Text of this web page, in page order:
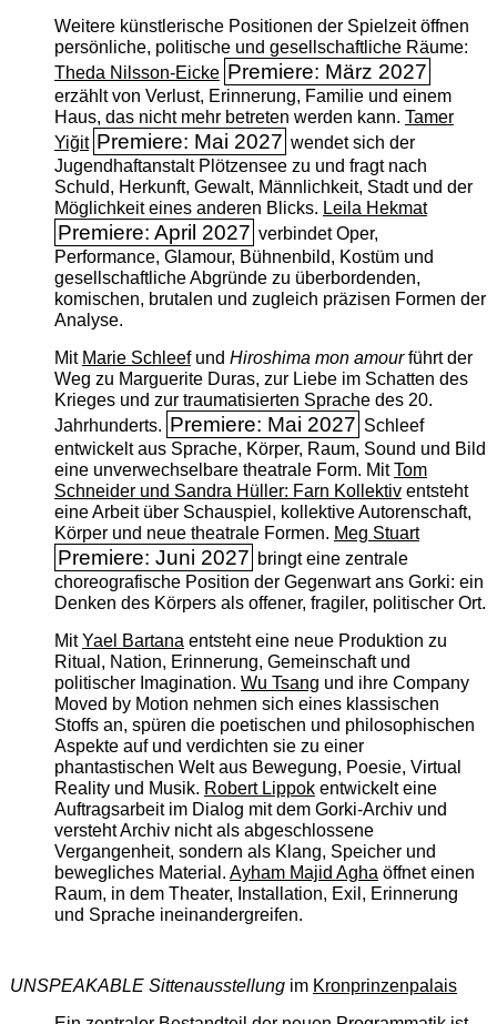
Weitere künstlerische Positionen der Spielzeit öffnen
persönliche, politische und gesellschaftliche Räume:
Theda Nilsson-Eicke Premiere: März 2027
erzählt von Verlust, Erinnerung, Familie und einem
Haus, das nicht mehr betreten werden kann. Tamer
Yiğit Premiere: Mai 2027 wendet sich der
Jugendhaftanstalt Plötzensee zu und fragt nach
Schuld, Herkunft, Gewalt, Männlichkeit, Stadt und der
Möglichkeit eines anderen Blicks. Leila Hekmat
Premiere: April 2027 verbindet Oper,
Performance, Glamour, Bühnenbild, Kostüm und
gesellschaftliche Abgründe zu überbordenden,
komischen, brutalen und zugleich präzisen Formen der
Analyse.
Mit Marie Schleefund Hiroshima mon amourführt der
Weg zu Marguerite Duras, zur Liebe im Schatten des
Krieges und zur traumatisierten Sprache des 20.
Jahrhunderts. Premiere: Mai 2027 Schleef
entwickelt aus Sprache, Körper, Raum, Sound und Bild
eine unverwechselbare theatrale Form. MitTom
Schneider und Sandra Hüller: Farn Kollektiventsteht
eine Arbeit über Schauspiel, kollektive Autorenschaft,
Körper und neue theatrale Formen. Meg Stuart
Premiere: Juni 2027 bringt eine zentrale
choreografische Position der Gegenwart ans Gorki: ein
Denken des Körpers als offener, fragiler, politischer Ort.
MitYael Bartanaentsteht eine neue Produktion zu
Ritual, Nation, Erinnerung, Gemeinschaft und
politischer Imagination. Wu Tsang und ihre Company
Moved by Motion nehmen sich eines klassischen
Stoffs an, spüren die poetischen und philosophischen
Aspekte auf und verdichten sie zu einer
phantastischen Welt aus Bewegung, Poesie, Virtual
Reality und Musik. Robert Lippokentwickelt eine
Auftragsarbeit im Dialog mit dem Gorki-Archiv und
versteht Archiv nicht als abgeschlossene
Vergangenheit, sondern als Klang, Speicher und
bewegliches Material. Ayham Majid Aghaöffnet einen
Raum, in dem Theater, Installation, Exil, Erinnerung
und Sprache ineinandergreifen.
UNSPEAKABLE Sittenausstellungim Kronprinzenpalais